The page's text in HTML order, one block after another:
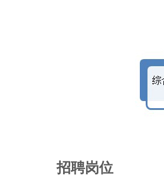
招聘岗位